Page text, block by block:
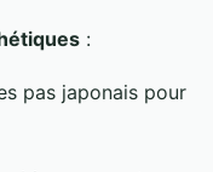
:
pas japonais pour